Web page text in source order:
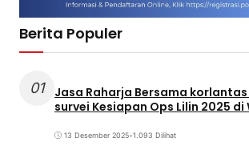
Berita Populer
01
Jasa Raharja Bersama
survei Kesiapan Ops Lilin 2025
13 Desember 2025•1.093 Dilihat